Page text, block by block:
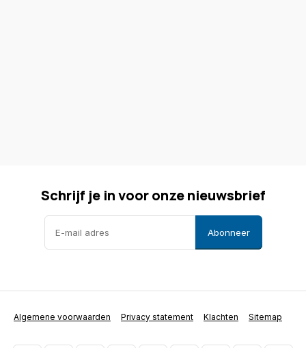
Schrijf je in voor onze nieuwsbrief
Abonneer
Algemene voorwaarden Privacy statement Klachten Sitemap